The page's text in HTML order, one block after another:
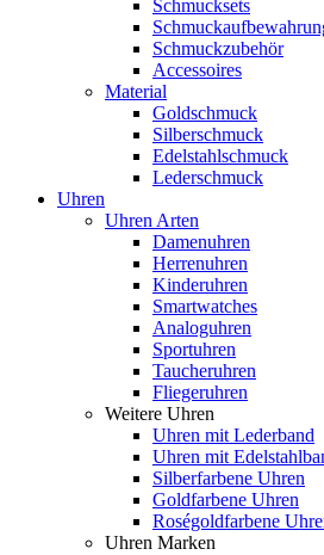
Schmucksets
Schmuckzubehör
Accessoires
Material
Goldschmuck
Silberschmuck
Edelstahlschmuck
Lederschmuck
Uhren
Uhren Arten
Damenuhren
Herrenuhren
Kinderuhren
Smartwatches
Analoguhren
Sportuhren
Taucheruhren
Fliegeruhren
Weitere Uhren
Uhren mit Lederband
Uhren mit
Silberfarbene Uhren
Goldfarbene Uhren
Roségoldfarbene
Uhren Marken